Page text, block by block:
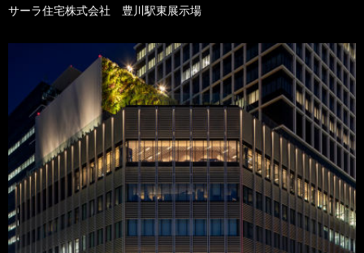
サーラ住宅株式会社 豊川駅東展示場